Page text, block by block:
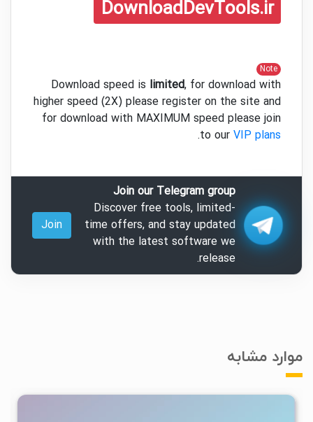
DownloadDevTools.ir
Note
Download speed is limited, for download with
higher speed (2X) please register on the site and
for download with MAXIMUM speed please join
to our VIP plans
.
Join our Telegram group
Discover free tools, limited-
time offers, and stay updated
with the latest software we
release.
Join
موارد مشابه